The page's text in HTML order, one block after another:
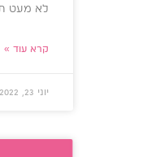
לא מעט
קרא עוד »
יוני 23, 2022